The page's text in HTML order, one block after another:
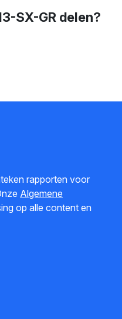
SX-GR delen?
rapporten voor
Algemene
op alle content en